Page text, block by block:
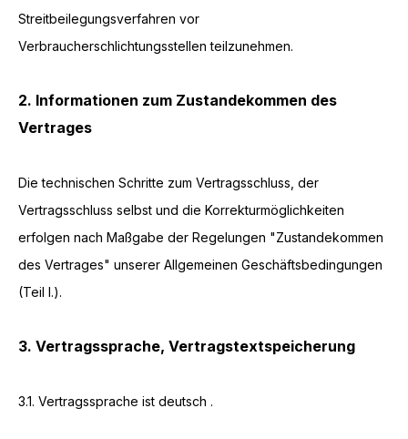
Streitbeilegungsverfahren vor
Verbraucherschlichtungsstellen teilzunehmen.
2. Informationen zum Zustandekommen des
Vertrages
Die technischen Schritte zum Vertragsschluss, der
Vertragsschluss selbst und die Korrekturmöglichkeiten
erfolgen nach Maßgabe der Regelungen "Zustandekommen
des Vertrages" unserer Allgemeinen Geschäftsbedingungen
(Teil I.).
3. Vertragssprache, Vertragstextspeicherung
3.1. Vertragssprache ist deutsch .